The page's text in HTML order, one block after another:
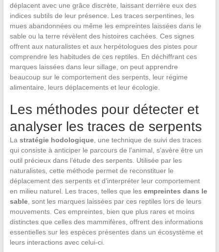
déplacent avec une grâce discrète, laissant derrière eux des
indices subtils de leur présence. Les traces serpentines, les
mues abandonnées ou même les empreintes laissées dans le
sable ou la terre révèlent des histoires cachées. Ces signes
offrent aux naturalistes et aux herpétologues des pistes pour
comprendre les habitudes de ces reptiles. En déchiffrant ces
marques laissées dans leur sillage, on peut apprendre
beaucoup sur le comportement des serpents, leur régime
alimentaire, leurs déplacements et leur écologie.
Les méthodes pour détecter et
analyser les traces de serpents
La stratégie hodologique, une technique de suivi des traces
qui consiste à anticiper le parcours de l’animal, s’avère être un
outil précieux dans l’étude des serpents. Utilisée par les
naturalistes, cette méthode permet de reconstituer le
déplacement des serpents et d’interpréter leur comportement
en milieu naturel. Les traces, telles que les empreintes dans le
sable, sont les marques laissées par ces reptiles lors de leurs
mouvements. Ces empreintes, bien que plus rares et moins
distinctes que celles des mammifères, offrent des informations
essentielles sur les espèces présentes dans un écosystème et
leurs interactions avec celui-ci.